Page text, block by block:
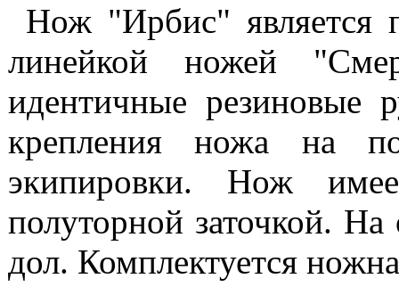
Нож "Ирбис" является
линейкой ножей
идентичные резиновые
крепления ножа на
экипировки. Нож
полуторной заточкой.
дол. Комплектуется